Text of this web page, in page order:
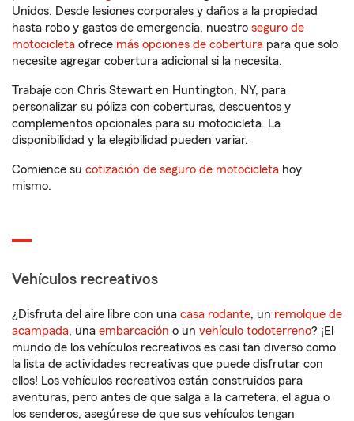
Unidos. Desde lesiones corporales y daños a la propiedad
hasta robo y gastos de emergencia, nuestro seguro de
motocicleta ofrece más opciones de cobertura para que solo
necesite agregar cobertura adicional si la necesita.
Trabaje con Chris Stewart en Huntington, NY, para
personalizar su póliza con coberturas, descuentos y
complementos opcionales para su motocicleta. La
disponibilidad y la elegibilidad pueden variar.
Comience su cotización de seguro de motocicleta hoy
mismo.
Vehículos recreativos
¿Disfruta del aire libre con una casa rodante, un remolque de
acampada, una embarcación o un vehículo todoterreno? ¡El
mundo de los vehículos recreativos es casi tan diverso como
la lista de actividades recreativas que puede disfrutar con
ellos! Los vehículos recreativos están construidos para
aventuras, pero antes de que salga a la carretera, el agua o
los senderos, asegúrese de que sus vehículos tengan